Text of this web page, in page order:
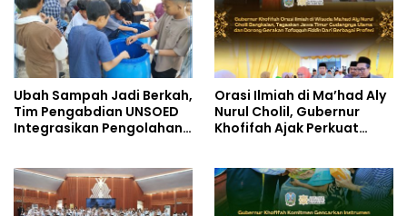
Ubah Sampah Jadi Berkah,
Tim Pengabdian UNSOED
Integrasikan Pengolahan
Mutiara Hati Purwokerto
Orasi Ilmiah di Ma’had Aly
Nurul Cholil, Gubernur
Khofifah Ajak Perkuat